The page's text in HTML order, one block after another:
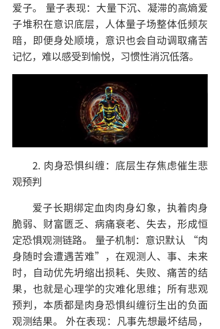
爱子。 量子表现：大量下沉、凝滞的高熵爱
子堆积在意识底层，人体量子场整体低频灰
暗，即便身处顺境，意识也会自动调取痛苦
记忆，难以感受到愉悦，习惯性消沉低落。
2. 肉身恐惧纠缠：底层生存焦虑催生悲
观预判
爱子长期绑定血肉肉身幻象，执着肉身
脆弱、财富匮乏、病痛衰老、失去，形成恒
定恐惧观测链路。 量子机制：意识默认 “肉
身随时会遭遇苦难”，在观测人、事、未来
时，自动优先坍缩出损耗、失败、痛苦的结
果，也就是心理学的灾难化思维；所有悲观
预判，本质都是肉身恐惧纠缠衍生出的负面
观测结果。 外在表现：凡事先想最坏结局，